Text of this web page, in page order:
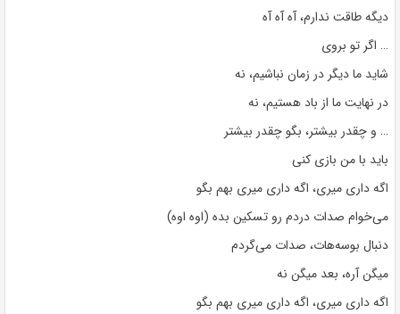
دیگه طاقت ندارم، آه آه آه
… اگر تو بروی
شاید ما دیگر در زمان نباشیم، نه
در نهایت ما از باد هستیم، نه
… و چقدر بیشتر، بگو چقدر بیشتر
باید با من بازی کنی
اگه داری میری، اگه داری میری بهم بگو
می‌خوام صدات دردم رو تسکین بده (اوه اوه)
دنبال بوسه‌هات، صدات می‌گردم
میگن آره، بعد میگن نه
اگه داری میری، اگه داری میری بهم بگو